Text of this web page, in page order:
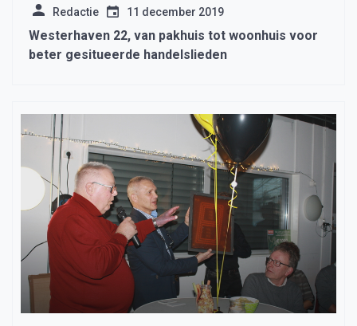
Redactie 11 december 2019
Westerhaven 22, van pakhuis tot woonhuis voor
beter gesitueerde handelslieden